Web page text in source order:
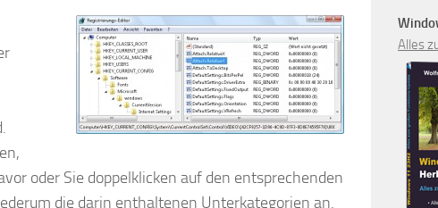
oder Sie doppelklicken auf den entsprechenden
die darin enthaltenen Unterkategorien an.
Alles